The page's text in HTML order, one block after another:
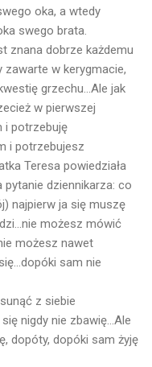
oka, a wtedy
swego brata.
znana dobrze każdemu
zawarte w kerygmacie,
grzechu...Ale jak
w pierwszej
i potrzebuję
i potrzebujesz
Teresa powiedziała
dziennikarza: co
najpierw ja się muszę
możesz mówić
możesz nawet
sam nie
z siebie
nigdy nie zbawię...Ale
dopóty, dopóki sam żyję